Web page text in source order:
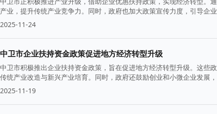
产业，提升传统产业竞争力。同时，政府也加大政策宣传力度，引导企
2025-11-24
中卫市企业扶持资金政策促进地方经济转型升级
中卫市积极推出企业扶持资金政策，旨在促进地方经济转型升级。这些
传统产业改造与新兴产业培育。同时，政府还鼓励创业和小微企业发展
2025-11-19